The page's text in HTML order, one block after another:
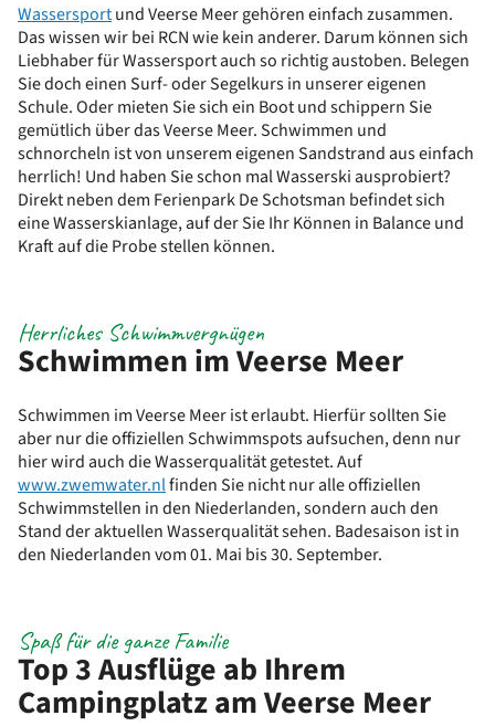
Wassersportund Veerse Meer gehören einfach zusammen.
Das wissen wir bei RCN wie kein anderer. Darum können sich
Liebhaber für Wassersport auch so richtig austoben. Belegen
Sie doch einen Surf- oder Segelkurs in unserer eigenen
Schule. Oder mieten Sie sich ein Boot und schippern Sie
gemütlich über das Veerse Meer. Schwimmen und
schnorcheln ist von unserem eigenen Sandstrand aus einfach
herrlich! Und haben Sie schon mal Wasserski ausprobiert?
Direkt neben dem Ferienpark De Schotsman befindet sich
eine Wasserskianlage, auf der Sie Ihr Können in Balance und
Kraft auf die Probe stellen können.
Schwimmen im Veerse Meer
Herrliches Schwimmvergnügen
Schwimmen im Veerse Meer ist erlaubt. Hierfür sollten Sie
aber nur die offiziellen Schwimmspots aufsuchen, denn nur
hier wird auch die Wasserqualität getestet. Auf
www.zwemwater.nlfinden Sie nicht nur alle offiziellen
Schwimmstellen in den Niederlanden, sondern auch den
Stand der aktuellen Wasserqualität sehen. Badesaison ist in
den Niederlanden vom 01. Mai bis 30. September.
Top 3 Ausflüge ab Ihrem
Campingplatz am Veerse Meer
Spaß für die ganze Familie